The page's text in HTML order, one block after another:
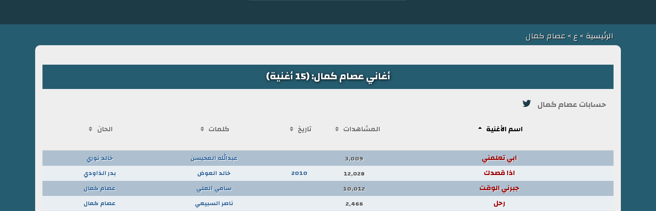
الرئيسية>ع> عصام كمال
أغاني عصام كمال: (15 أغنية)
حسابات عصام كمال
اسم الأغنية المشاهدات تاريخ كلمات الحان
ابي تعلمني 3,009 عبدالله المحيسن خالد نوري
اذا قصدك 12,028
2010 خالد العوض بدر الذاودي
جبرني الوقت 10,012 سامي العلي عصام كمال
رحل 2,466 ناصر السبيعي عصام كمال